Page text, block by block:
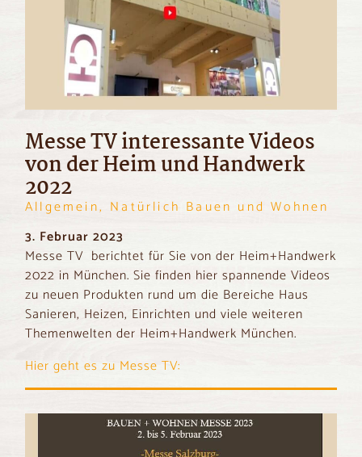
Messe TV interessante Videos
von der Heim und Handwerk
2022
Allgemein, Natürlich Bauen und Wohnen
3. Februar 2023
Messe TV berichtet für Sie von der Heim+Handwerk
2022 in München. Sie finden hier spannende Videos
zu neuen Produkten rund um die Bereiche Haus
Sanieren, Heizen, Einrichten und viele weiteren
Themenwelten der Heim+Handwerk München.
Hier geht es zu Messe TV: